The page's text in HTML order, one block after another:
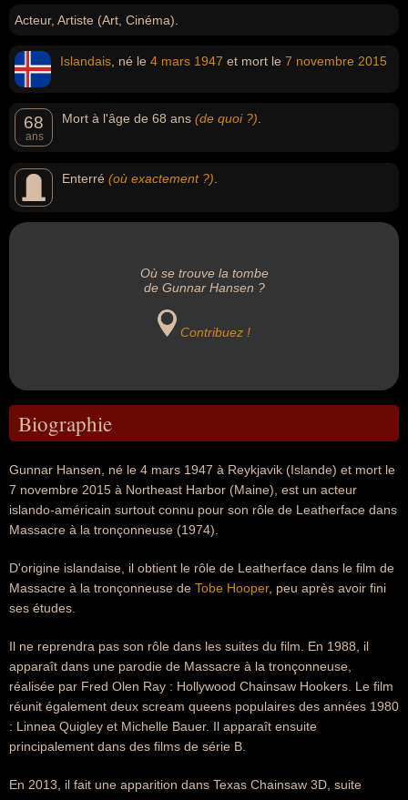
Acteur, Artiste (Art, Cinéma).
Islandais , né le 4 mars 1947 et mort le 7 novembre 2015
68
ans
Mort à l'âge de 68 ans (de quoi ?)
Enterré (où exactement ?)
Où se trouve la tombe
de Gunnar Hansen ?
Contribuez !
Biographie
Gunnar Hansen, né le 4 mars 1947 à Reykjavik (Islande) et mort le
7 novembre 2015 à Northeast Harbor (Maine), est un acteur
islando-américain surtout connu pour son rôle de Leatherface dans
Massacre à la tronçonneuse (1974).
D'origine islandaise, il obtient le rôle de Leatherface dans le film de
Massacre à la tronçonneuse de Tobe Hooper, peu après avoir fini
ses études.
Il ne reprendra pas son rôle dans les suites du film. En 1988, il
apparaît dans une parodie de Massacre à la tronçonneuse,
réalisée par Fred Olen Ray : Hollywood Chainsaw Hookers. Le film
réunit également deux scream queens populaires des années 1980
: Linnea Quigley et Michelle Bauer. Il apparaît ensuite
principalement dans des films de série B.
En 2013, il fait une apparition dans Texas Chainsaw 3D, suite